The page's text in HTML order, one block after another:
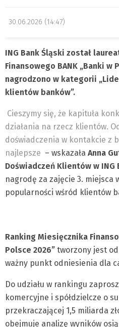
30.06.2026 (14:47)
ING Bank Śląski został
Finansowego BANK „Banki w
nagrodzono w kategorii
klientów banków”.
Cieszymy się, że kapituła
działania na rzecz klientów.
doświadczenia w kontakcie z
najlepsze – wskazała Anna
Doświadczeń Klientów w ING
nagrodę za zajęcie 3. miejsca
popularności wśród klientów
Ranking Miesięcznika
Polsce 2026” tworzony jest
ważny punkt odniesienia dla
Do udziału w rankingu
komercyjne i spółdzielcze o
przekraczającej 1,5 miliarda
obejmuje analizę wyników